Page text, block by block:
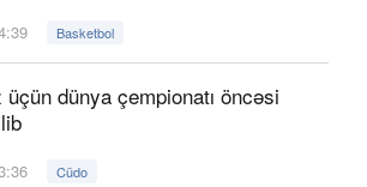
Basketbol
üçün dünya çempionatı öncəsi
Cüdo